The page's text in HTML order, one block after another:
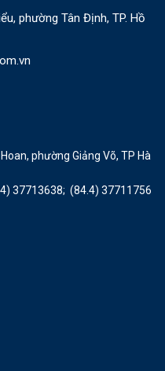
phường Tân Định, TP. Hồ
phường Giảng Võ, TP Hà
37713638; (84.4) 37711756